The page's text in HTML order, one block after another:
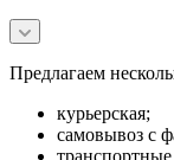
Предлагаем
курьерская;
самовывоз с